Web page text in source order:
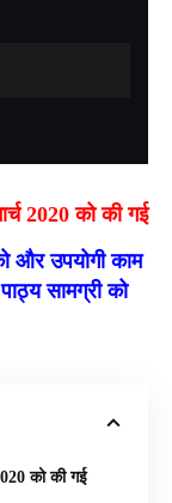
2020 को की गई
और उपयोगी काम
सामग्री को
को की गई